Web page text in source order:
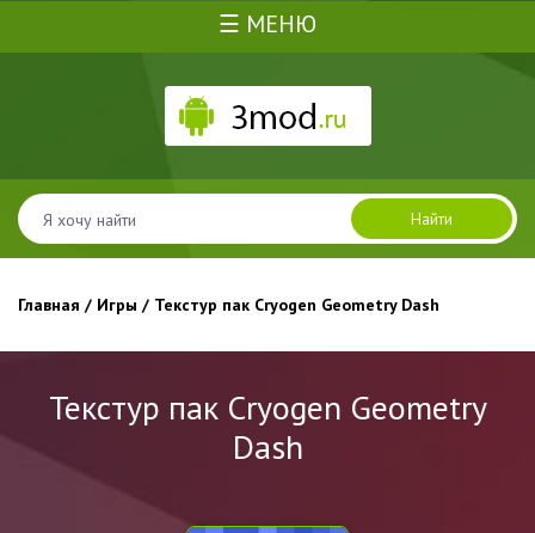
☰ МЕНЮ
Найти
Главная / Игры / Текстур пак Cryogen Geometry Dash
Текстур пак Cryogen Geometry
Dash